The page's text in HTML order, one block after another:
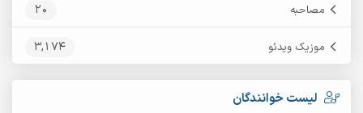
مصاحبه 20
موزیک ویدئو 3,174
لیست خوانندگان